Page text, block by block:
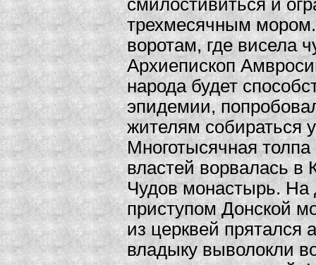
смилостивиться и
трехмесячным
воротам, где висела
Архиепископ
народа будет
эпидемии,
жителям собираться
Многотысячная
властей ворвалась в
Чудов монастырь. На
приступом Донской
из церквей прятался
владыку выволокли